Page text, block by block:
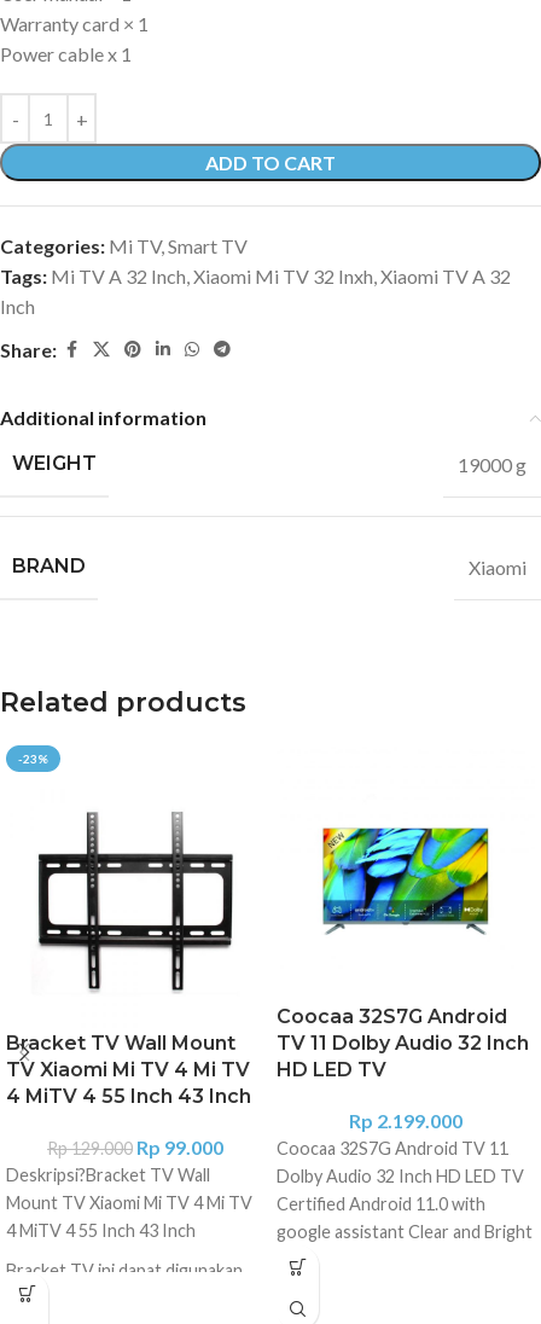
Warranty card × 1
Power cable x 1
ADD TO CART
Categories: Mi TV,Smart TV
Tags: Mi TV A 32 Inch,Xiaomi Mi TV 32 Inxh,Xiaomi TV A 32
Inch
Share:
Additional information
WEIGHT
19000 g
BRAND Xiaomi
Related products
-23%
Bracket TV Wall Mount
TV Xiaomi Mi TV 4 Mi TV
4 MiTV 4 55 Inch 43 Inch
Rp129.000 Rp 99.000
Deskripsi?Bracket TV Wall
Mount TV Xiaomi Mi TV 4 Mi TV
4 MiTV 4 55 Inch 43 Inch
Bracket TV ini dapat digunakan
pada TV dan Monitor dengan
Coocaa 32S7G Android
TV 11 Dolby Audio 32 Inch
HD LED TV
Rp 2.199.000
Coocaa 32S7G Android TV 11
Dolby Audio 32 Inch HD LED TV
Certified Android 11.0 with
google assistant Clear and Bright
32 inch LED screen with HD
Unit Mali G31MP2 Support